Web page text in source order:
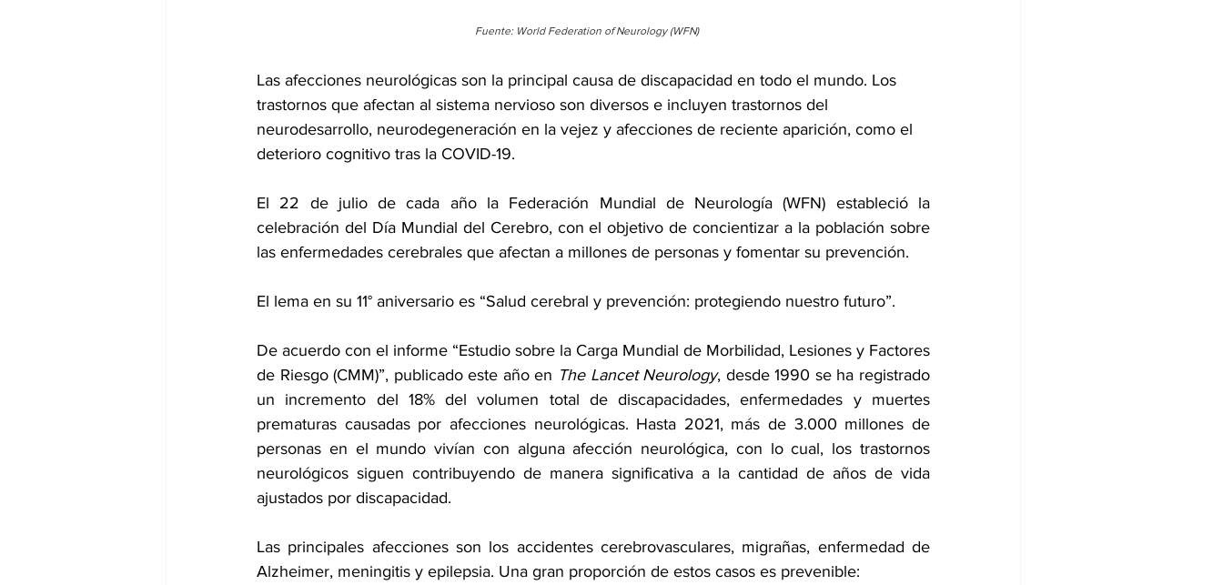
Fuente: World Federation of Neurology (WFN)
Las afecciones neurológicas son la principal causa de discapacidad en todo el mundo. Los
trastornos que afectan al sistema nervioso son diversos e incluyen trastornos del
neurodesarrollo, neurodegeneración en la vejez y afecciones de reciente aparición, como el
deterioro cognitivo tras la COVID-19.
El 22 de julio de cada año la Federación Mundial de Neurología (WFN) estableció la
celebración del Día Mundial del Cerebro, con el objetivo de concientizar a la población sobre
las enfermedades cerebrales que afectan a millones de personas y fomentar su prevención.
El lema en su 11° aniversario es “Salud cerebral y prevención: protegiendo nuestro futuro”.
De acuerdo con el informe “Estudio sobre la Carga Mundial de Morbilidad, Lesiones y Factores
de Riesgo (CMM)”, publicado este año en The Lancet Neurology, desde 1990 se ha registrado
un incremento del 18% del volumen total de discapacidades, enfermedades y muertes
prematuras causadas por afecciones neurológicas. Hasta 2021, más de 3.000 millones de
personas en el mundo vivían con alguna afección neurológica, con lo cual, los trastornos
neurológicos siguen contribuyendo de manera significativa a la cantidad de años de vida
ajustados por discapacidad.
Las principales afecciones son los accidentes cerebrovasculares, migrañas, enfermedad de
Alzheimer, meningitis y epilepsia. Una gran proporción de estos casos es prevenible: